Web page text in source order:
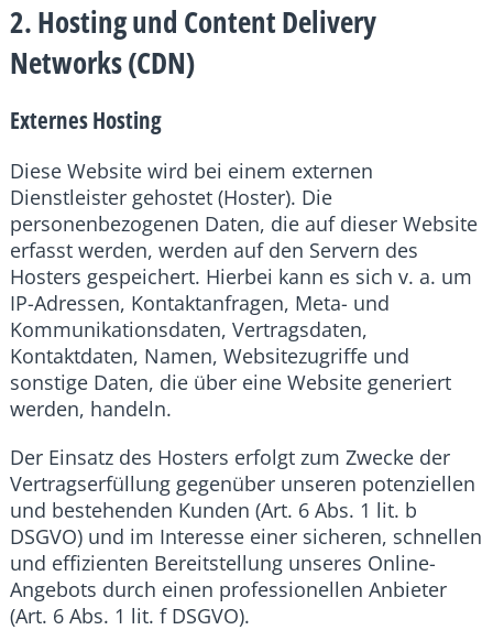
2. Hosting und Content Delivery
Networks (CDN)
Externes Hosting
Diese Website wird bei einem externen
Dienstleister gehostet (Hoster). Die
personenbezogenen Daten, die auf dieser Website
erfasst werden, werden auf den Servern des
Hosters gespeichert. Hierbei kann es sich v. a. um
IP-Adressen, Kontaktanfragen, Meta- und
Kommunikationsdaten, Vertragsdaten,
Kontaktdaten, Namen, Websitezugriffe und
sonstige Daten, die über eine Website generiert
werden, handeln.
Der Einsatz des Hosters erfolgt zum Zwecke der
Vertragserfüllung gegenüber unseren potenziellen
und bestehenden Kunden (Art. 6 Abs. 1 lit. b
DSGVO) und im Interesse einer sicheren, schnellen
und effizienten Bereitstellung unseres Online-
Angebots durch einen professionellen Anbieter
(Art. 6 Abs. 1 lit. f DSGVO).